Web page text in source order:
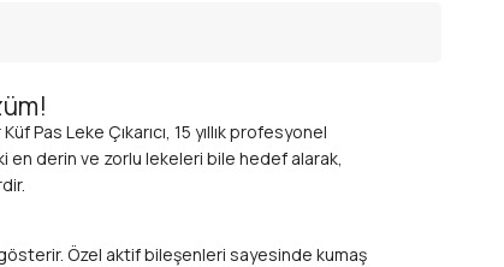
Pas Leke Çıkarıcı, 15 yıllık profesyonel
en derin ve zorlu lekeleri bile hedef alarak,
Özel aktif bileşenleri sayesinde kumaş